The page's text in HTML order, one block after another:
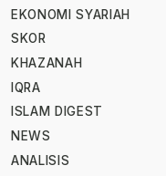
EKONOMI SYARIAH
SKOR
KHAZANAH
IQRA
ISLAM DIGEST
NEWS
ANALISIS